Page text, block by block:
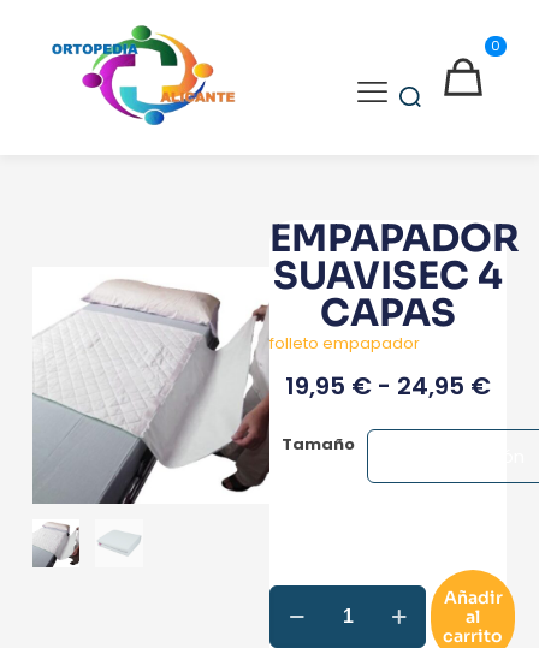
0
EMPAPADOR
SUAVISEC 4
CAPAS
folleto empapador
19,95 € - 24,95 €
Tamaño
Añadir
al
carrito